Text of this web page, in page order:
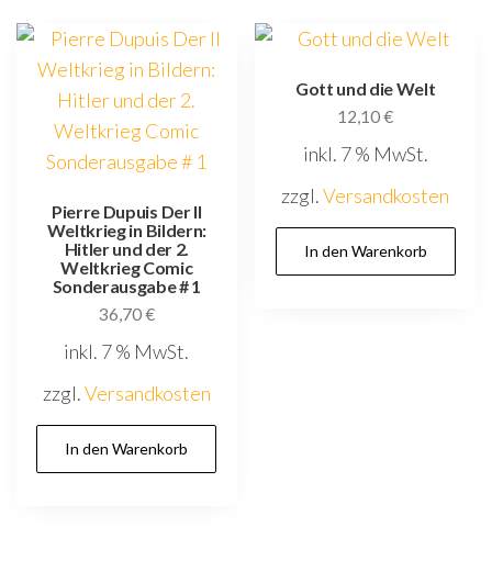
Pierre Dupuis Der II
Weltkrieg in Bildern:
Hitler und der 2.
Weltkrieg Comic
Sonderausgabe # 1
36,70€
inkl. 7 % MwSt.
zzgl.Versandkosten
In den Warenkorb
Gott und die Welt
12,10€
inkl. 7 % MwSt.
zzgl.Versandkosten
In den Warenkorb